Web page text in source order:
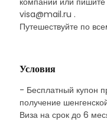
visa@mail.ru .
Путешествуйте по
Условия
- Бесплатный купон
получение
Виза на срок до 6